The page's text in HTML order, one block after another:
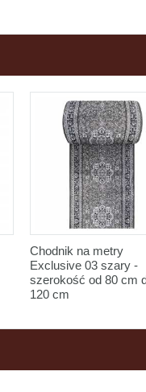
Chodnik na metry
Exclusive 03 szary -
szerokość od 80 cm
120 cm